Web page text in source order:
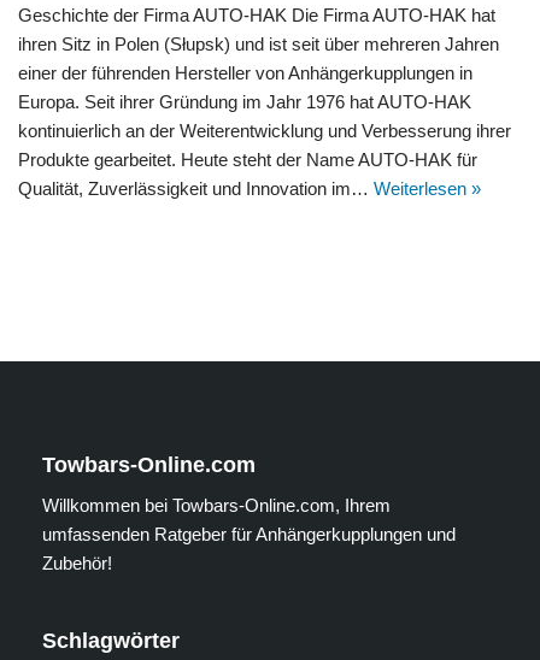
Geschichte der Firma AUTO-HAK Die Firma AUTO-HAK hat
ihren Sitz in Polen (Słupsk) und ist seit über mehreren Jahren
einer der führenden Hersteller von Anhängerkupplungen in
Europa. Seit ihrer Gründung im Jahr 1976 hat AUTO-HAK
kontinuierlich an der Weiterentwicklung und Verbesserung ihrer
Produkte gearbeitet. Heute steht der Name AUTO-HAK für
Qualität, Zuverlässigkeit und Innovation im… Weiterlesen »
Towbars-Online.com
Willkommen bei Towbars-Online.com, Ihrem
umfassenden Ratgeber für Anhängerkupplungen und
Zubehör!
Schlagwörter